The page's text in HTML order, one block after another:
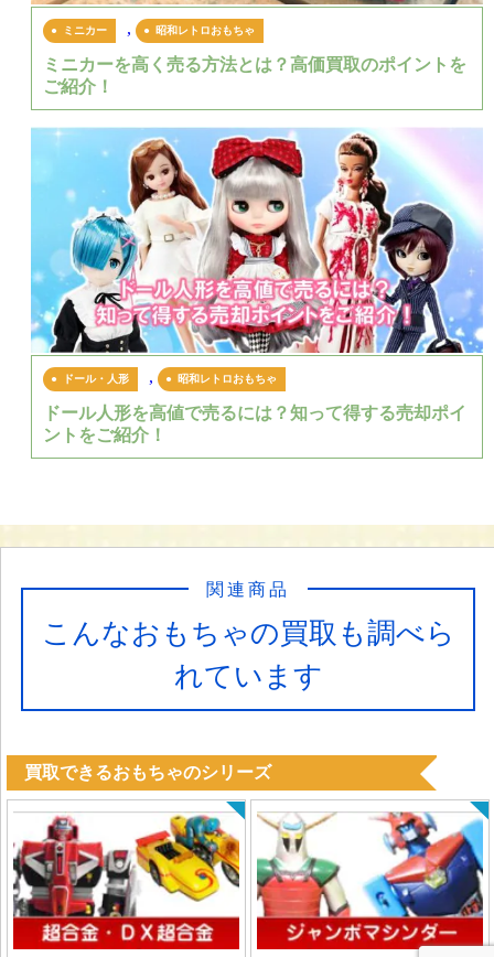
ミニカー , 昭和レトロおもちゃ
ミニカーを高く売る方法とは？高価買取のポイントを
ご紹介！
ドール・人形 , 昭和レトロおもちゃ
ドール人形を高値で売るには？知って得する売却ポイ
ントをご紹介！
こんなおもちゃの買取も調べら
れています
関連商品
買取できるおもちゃのシリーズ